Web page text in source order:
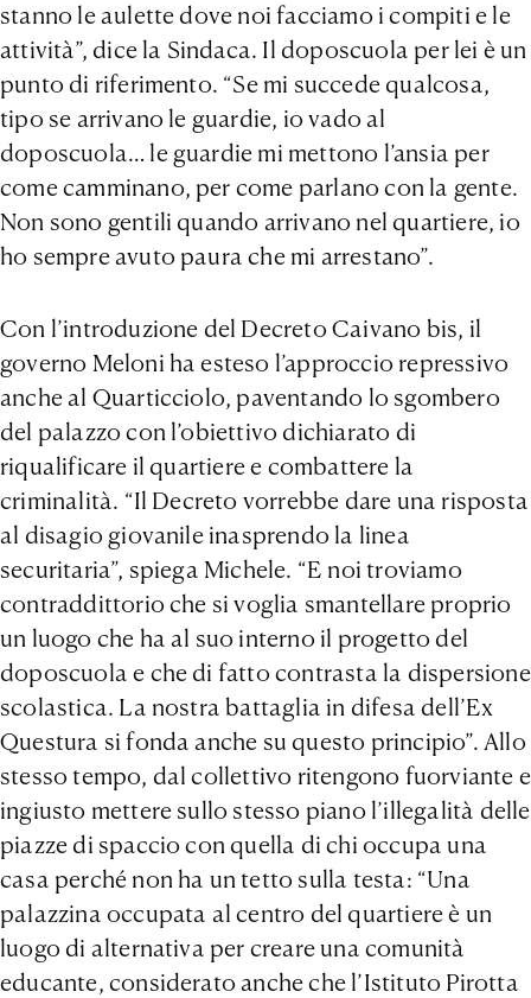
stanno le aulette dove noi facciamo i compiti e le
attività”, dice la Sindaca. Il doposcuola per lei è un
punto di riferimento. “Se mi succede qualcosa,
tipo se arrivano le guardie, io vado al
doposcuola… le guardie mi mettono l’ansia per
come camminano, per come parlano con la gente.
Non sono gentili quando arrivano nel quartiere, io
ho sempre avuto paura che mi arrestano”.
Con l’introduzione del Decreto Caivano bis, il
governo Meloni ha esteso l’approccio repressivo
anche al Quarticciolo, paventando lo sgombero
del palazzo con l’obiettivo dichiarato di
riqualificare il quartiere e combattere la
criminalità. “Il Decreto vorrebbe dare una risposta
al disagio giovanile inasprendo la linea
securitaria”, spiega Michele. “E noi troviamo
contraddittorio che si voglia smantellare proprio
un luogo che ha al suo interno il progetto del
doposcuola e che di fatto contrasta la dispersione
scolastica. La nostra battaglia in difesa dell’Ex
Questura si fonda anche su questo principio”. Allo
stesso tempo, dal collettivo ritengono fuorviante e
ingiusto mettere sullo stesso piano l’illegalità delle
piazze di spaccio con quella di chi occupa una
casa perché non ha un tetto sulla testa: “Una
palazzina occupata al centro del quartiere è un
luogo di alternativa per creare una comunità
educante, considerato anche che l’Istituto Pirotta